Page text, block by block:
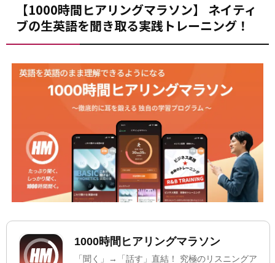
【1000時間ヒアリングマラソン】 ネイティ
ブの生英語を聞き取る実践トレーニング！